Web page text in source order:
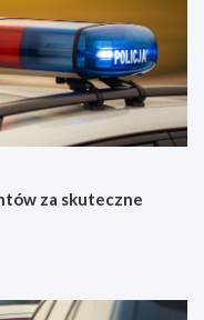
za skuteczne